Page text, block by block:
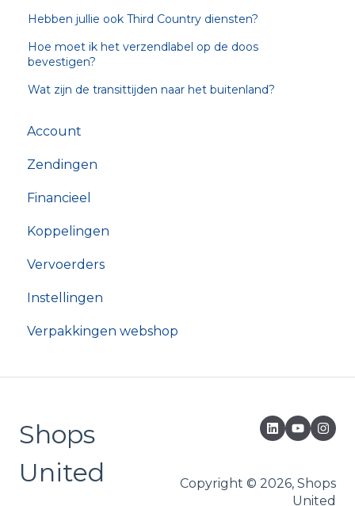
Hebben jullie ook Third Country diensten?
Hoe moet ik het verzendlabel op de doos
bevestigen?
Wat zijn de transittijden naar het buitenland?
Account
Zendingen
Financieel
Koppelingen
Vervoerders
Instellingen
Verpakkingen webshop
Shops
United
Copyright © 2026, Shops
United